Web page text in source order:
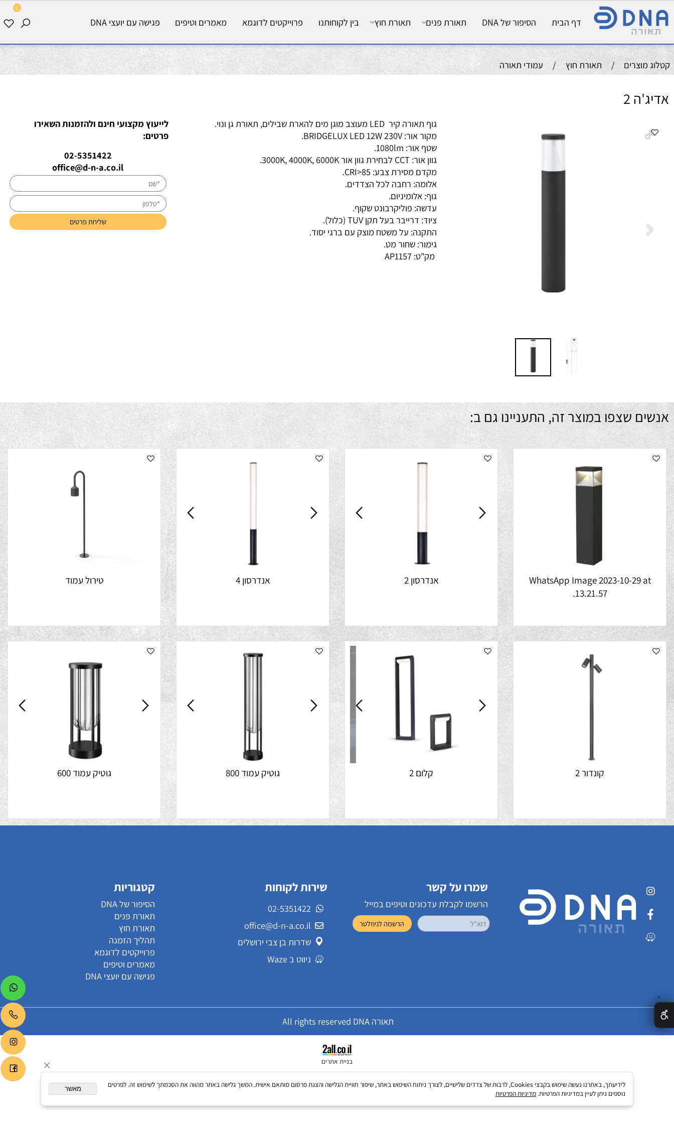
0
דף הבית הסיפור של DNA תאורת פנים תאורת חוץ בין לקוחותנו פרוייקטים לדוגמא מאמרים וטיפים פגישה עם יועצי DNA
/ תאורת חוץ / עמודי תאורה
2
גוף תאורה קיר LED מעוצב מוגן מים להארת שבילים, תאורת גן ונוי.
מקור אור: BRIDGELUX LED 12W 230V.
שטף אור: 1080lm.
גוון אור: CCT לבחירת גוון אור 3000K, 4000K, 6000K.
מקדם מסירת צבע: CRI>85.
אלומה: רחבה לכל הצדדים.
גוף: אלומיניום.
עדשה: פוליקרבונט שקוף.
ציוד: דרייבר בעל תקן TUV (כלול).
התקנה: על משטח מוצק עם ברגי יסוד.
גימור: שחור מט.
לייעוץ מקצועי חינם ולהזמנות השאירו
פרטים:
02-5351422
office@d-n-a.co.il
שצפו במוצר זה, התעניינו גם ב:
WhatsApp Image 2023-10-29
שמרו על קשר שירות לקוחות
02-5351422
office@d-n-a.co.il
קטגוריות
הסיפור של DNA
תאורת פנים
תאורת חוץ
תהליך הזמנה
מאמרים וטיפים
בניית אתרים